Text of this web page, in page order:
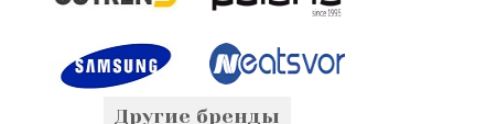
Другие бренды